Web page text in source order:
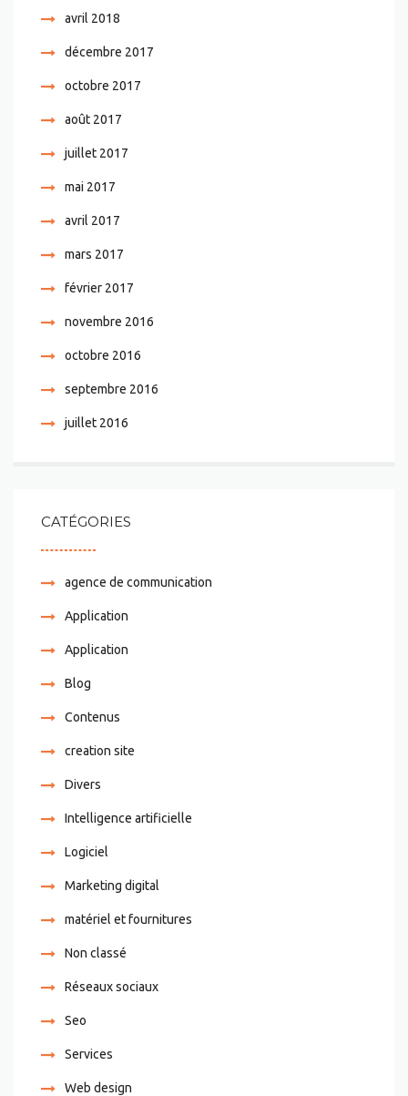
avril 2018
décembre 2017
octobre 2017
août 2017
juillet 2017
mai 2017
avril 2017
mars 2017
février 2017
novembre 2016
octobre 2016
septembre 2016
juillet 2016
CATÉGORIES
agence de communication
Application
Application
Blog
Contenus
creation site
Divers
Intelligence artificielle
Logiciel
Marketing digital
matériel et fournitures
Non classé
Réseaux sociaux
Seo
Services
Web design